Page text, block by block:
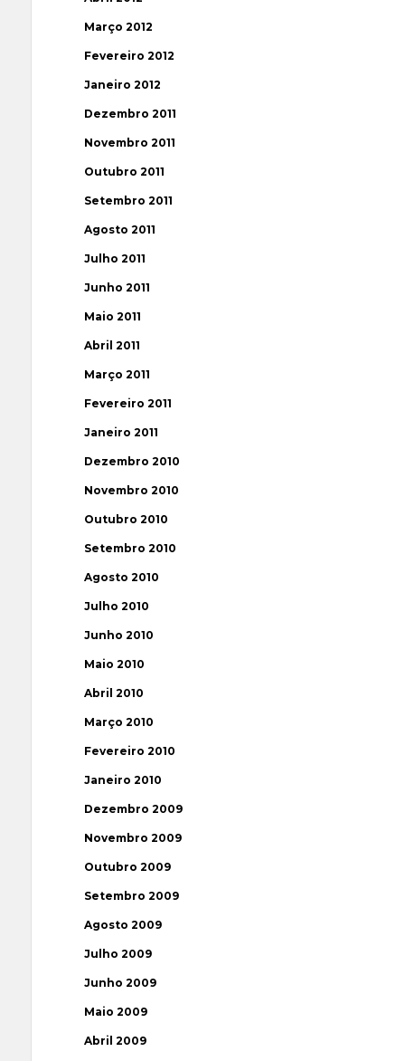
Março 2012
Fevereiro 2012
Janeiro 2012
Dezembro 2011
Novembro 2011
Outubro 2011
Setembro 2011
Agosto 2011
Julho 2011
Junho 2011
Maio 2011
Abril 2011
Março 2011
Fevereiro 2011
Janeiro 2011
Dezembro 2010
Novembro 2010
Outubro 2010
Setembro 2010
Agosto 2010
Julho 2010
Junho 2010
Maio 2010
Abril 2010
Março 2010
Fevereiro 2010
Janeiro 2010
Dezembro 2009
Novembro 2009
Outubro 2009
Setembro 2009
Agosto 2009
Julho 2009
Junho 2009
Maio 2009
Abril 2009